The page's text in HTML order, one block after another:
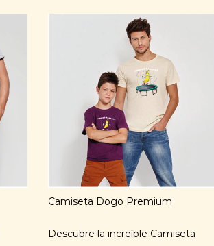
Camiseta Dogo Premium
Descubre la increíble Camiseta